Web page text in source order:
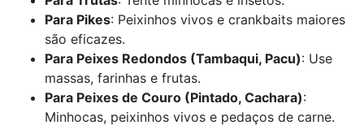
Para Pikes: Peixinhos vivos e crankbaits maiores
são eficazes.
Para Peixes Redondos (Tambaqui, Pacu): Use
massas, farinhas e frutas.
Para Peixes de Couro (Pintado, Cachara):
Minhocas, peixinhos vivos e pedaços de carne.